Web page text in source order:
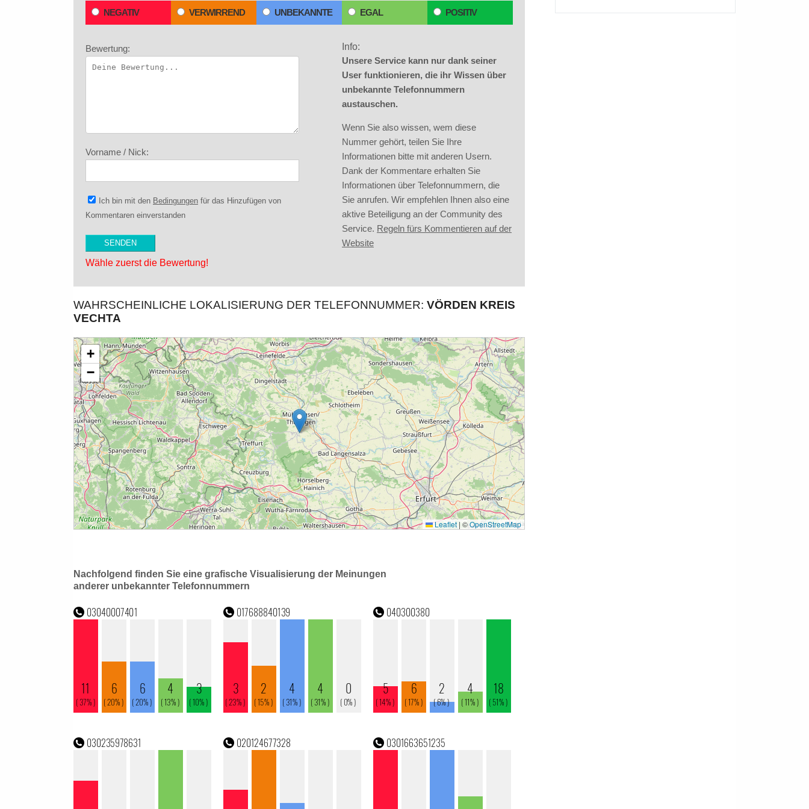
NEGATIV VERWIRREND UNBEKANNTE EGAL POSITIV
Bewertung:
Vorname / Nick:
Ich bin mit den Bedingungen für das Hinzufügen von
Kommentaren einverstanden
Wähle zuerst die Bewertung!
Info:
Unsere Service kann nur dank seiner
User funktionieren, die ihr Wissen über
unbekannte Telefonnummern
austauschen.
Wenn Sie also wissen, wem diese
Nummer gehört, teilen Sie Ihre
Informationen bitte mit anderen Usern.
Dank der Kommentare erhalten Sie
Informationen über Telefonnummern, die
Sie anrufen. Wir empfehlen Ihnen also eine
aktive Beteiligung an der Community des
Service. Regeln fürs Kommentieren auf der
Website
WAHRSCHEINLICHE LOKALISIERUNG DER TELEFONNUMMER: VÖRDEN KREIS
VECHTA
Nachfolgend finden Sie eine grafische Visualisierung der Meinungen
anderer unbekannter Telefonnummern